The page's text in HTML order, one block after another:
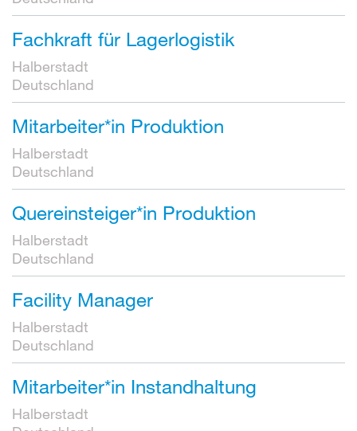
Fachkraft für Lagerlogistik
Halberstadt
Deutschland
Mitarbeiter*in Produktion
Halberstadt
Deutschland
Quereinsteiger*in Produktion
Halberstadt
Deutschland
Facility Manager
Halberstadt
Deutschland
Mitarbeiter*in Instandhaltung
Halberstadt